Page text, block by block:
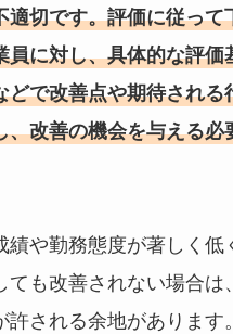
適切です。評価に従って
員に対し、具体的な評価
どで改善点や期待される
、改善の機会を与える必
績や勤務態度が著しく低
ても改善されない場合は
許される余地があります